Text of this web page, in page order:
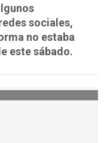
sociales,
no estaba
este sábado.